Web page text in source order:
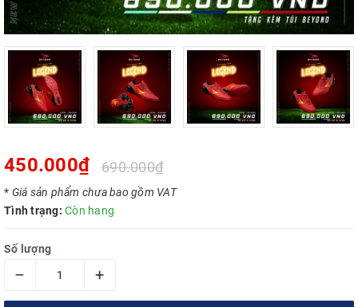
450.000₫ 690.000₫
* Giá sản phẩm chưa bao gồm VAT
Tình trạng: Còn hang
Số lượng
– +